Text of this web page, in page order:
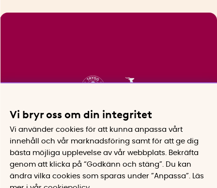
Vi bryr oss om din integritet
Vi använder cookies för att kunna anpassa vårt
innehåll och vår marknadsföring samt för att ge dig
bästa möjliga upplevelse av vår webbplats.
Bekräfta
genom att klicka på “Godkänn och stäng”. Du kan
ändra vilka cookies som sparas under ”Anpassa”.
Läs